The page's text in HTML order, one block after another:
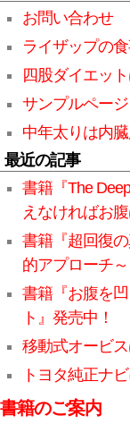
お問い合わせ
ライザップの
四股ダイエッ
サンプルページ
中年太りは内
最近の記事
書籍『The
えなければお
書籍『超回復
的アプローチ
書籍『お腹を
ト』発売中！
移動式オービ
トヨタ純正ナ
書籍のご案内